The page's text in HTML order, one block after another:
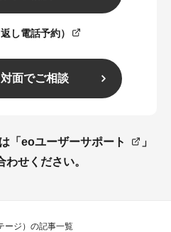
し電話予約）
面でご相談
「 eoユーザーサポート
」
わせください。
ージ）の記事一覧